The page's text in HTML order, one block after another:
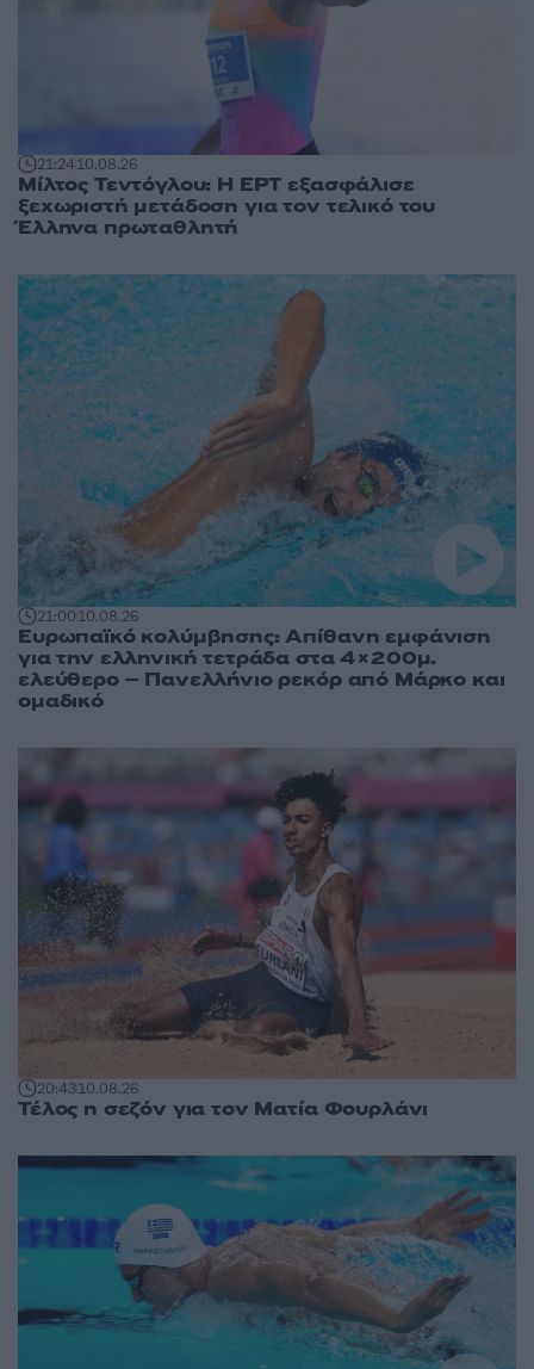
21:2410.08.26
Μίλτος Τεντόγλου: Η ΕΡΤ εξασφάλισε
ξεχωριστή μετάδοση για τον τελικό του
Έλληνα πρωταθλητή
21:0010.08.26
Ευρωπαϊκό κολύμβησης: Απίθανη εμφάνιση
για την ελληνική τετράδα στα 4×200μ.
ελεύθερο – Πανελλήνιο ρεκόρ από Μάρκο και
ομαδικό
20:4310.08.26
Τέλος η σεζόν για τον Ματία Φουρλάνι